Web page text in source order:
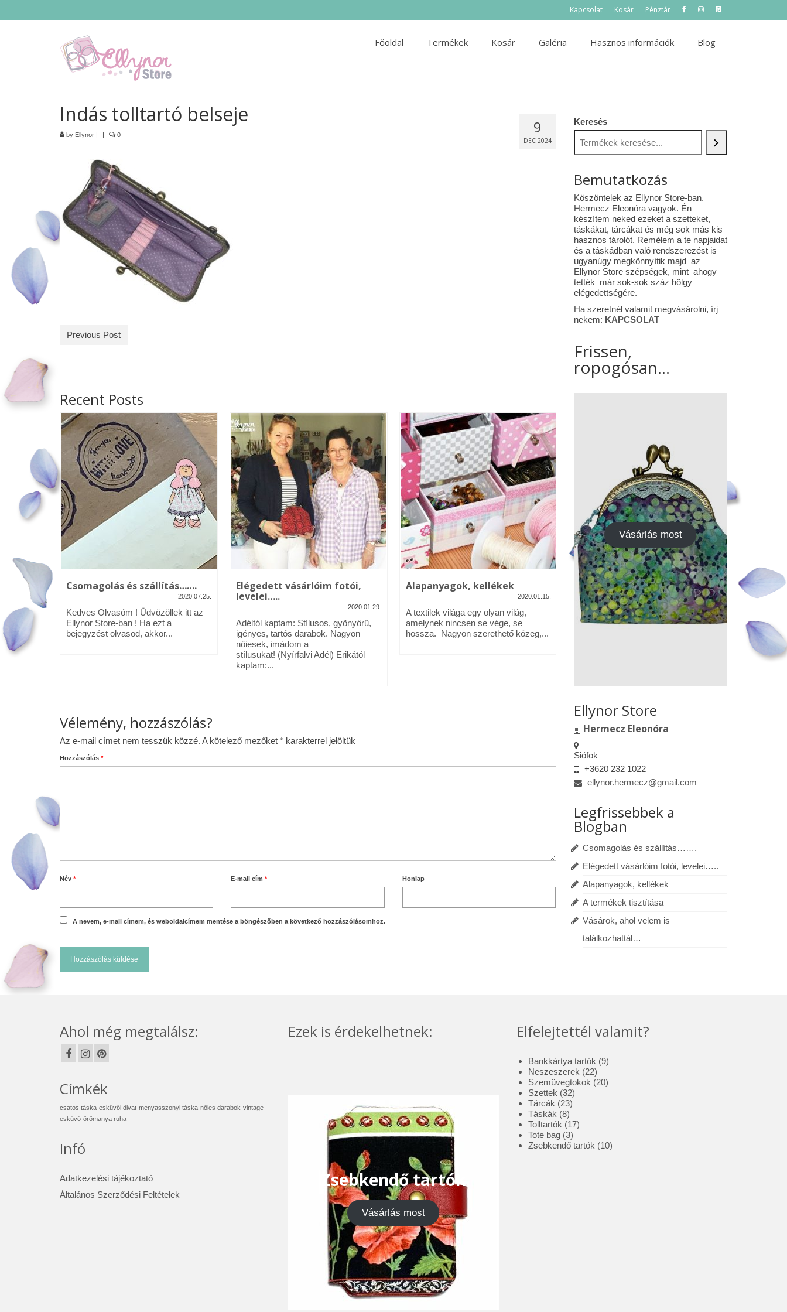
Kapcsolat Kosár Pénztár
Főoldal Termékek Kosár Galéria Hasznos információk Blog
9
DEC 2024
Indás tolltartó belseje
by Ellynor | | 0
Previous Post
Recent Posts
– Üdv
2020.01.09.
Ellynor
Csomagolás és szállítás…….
2020.07.25.
Kedves Olvasóm ! Üdvözöllek itt az
Ellynor Store-ban ! Ha ezt a
bejegyzést olvasod, akkor...
Elégedett vásárlóim fotói,
levelei…..
2020.01.29.
Adéltól kaptam: Stílusos, gyönyörű,
igényes, tartós darabok. Nagyon
nőiesek, imádom a
stílusukat! (Nyírfalvi Adél) Erikától
kaptam:...
Alapanyagok, kellékek
2020.01.15.
A textilek világa egy olyan világ,
amelynek nincsen se vége, se
hossza. Nagyon szerethető közeg,...
A termékek tisztítása
2020.01.13.
Alapanyagok: Tilda pamutvászon,
designer pamutvászon, lenvászon,
Kedves
Vélemény, hozzászólás?
Az e-mail címet nem tesszük közzé. A kötelező mezőket * karakterrel jelöltük
Hozzászólás *
Név * E-mail cím* Honlap
A nevem, e-mail címem, és weboldalcímem mentése a böngészőben a következő hozzászólásomhoz.
Keresés
Bemutatkozás
Köszöntelek az Ellynor Store-ban.
Hermecz Eleonóra vagyok. Én
készítem neked ezeket a szetteket,
táskákat, tárcákat és még sok más kis
hasznos tárolót. Remélem a te napjaidat
és a táskádban való rendszerezést is
ugyanúgy megkönnyítik majd az
Ellynor Store szépségek, mint ahogy
tették már sok-sok száz hölgy
elégedettségére.
Ha szeretnél valamit megvásárolni, írj
nekem: KAPCSOLAT
Frissen,
ropogósan...
Vásárlás most
Ellynor Store
Hermecz Eleonóra
Siófok
+3620 232 1022
ellynor.hermecz@gmail.com
Legfrissebbek a
Blogban
Csomagolás és szállítás…….
Elégedett vásárlóim fotói, levelei…..
Alapanyagok, kellékek
A termékek tisztítása
Vásárok, ahol velem is
találkozhattál…
Ahol még megtalálsz:
Címkék
csatos táska esküvői divat menyasszonyi táska nőies darabok vintage
esküvő örömanya ruha
Infó
Adatkezelési tájékoztató
Általános Szerződési Feltételek
Ezek is érdekelhetnek:
Zsebkendő tartók
Vásárlás most
Elfelejtettél valamit?
Bankkártya tartók 99
Neszeszerek 2222
termék
Szemüvegtokok 2020
Szettek 3232
termék
Tárcák 2323
termék
Táskák 88
termék
Tolltartók 1717
Tote bag 33
termék
Zsebkendő tartók 1010